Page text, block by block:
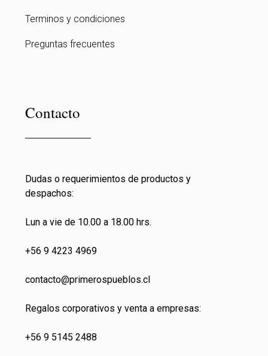
Terminos y condiciones
Preguntas frecuentes
Contacto
Dudas o requerimientos de productos y
despachos:
Lun a vie de 10.00 a 18.00 hrs.
+56 9 4223 4969
contacto@primerospueblos.cl
Regalos corporativos y venta a empresas:
+56 9 5145 2488